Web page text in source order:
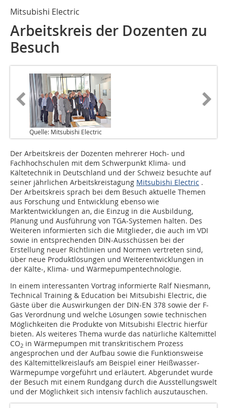
Mitsubishi Electric
Arbeitskreis der Dozenten zu
Besuch
Quelle: Mitsubishi Electric
Der Arbeitskreis der Dozenten mehrerer Hoch- und
Fachhochschulen mit dem Schwerpunkt Klima- und
Kältetechnik in Deutschland und der Schweiz besuchte auf
seiner jährlichen Arbeitskreistagung Mitsubishi Electric .
Der Arbeitskreis sprach bei dem Besuch aktuelle Themen
aus Forschung und Entwicklung ebenso wie
Marktentwicklungen an, die Einzug in die Ausbildung,
Planung und Ausführung von TGA-Systemen halten. Des
Weiteren informierten sich die Mitglieder, die auch im VDI
sowie in entsprechenden DIN-Ausschüssen bei der
Erstellung neuer Richtlinien und Normen vertreten sind,
über neue Produktlösungen und Weiterentwicklungen in
der Kälte-, Klima- und Wärmepumpentechnologie.
In einem interessanten Vortrag informierte Ralf Niesmann,
Technical Training & Education bei Mitsubishi Electric, die
Gäste über die Auswirkungen der DIN-EN 378 sowie der F-
Gas Verordnung und welche Lösungen sowie technischen
Möglichkeiten die Produkte von Mitsubishi Electric hierfür
bieten. Als weiteres Thema wurde das natürliche Kältemittel
CO2 in Wärmepumpen mit transkritischem Prozess
angesprochen und der Aufbau sowie die Funktionsweise
des Kältemittelkreislaufs am Beispiel einer Heißwasser-
Wärmepumpe vorgeführt und erläutert. Abgerundet wurde
der Besuch mit einem Rundgang durch die Ausstellungswelt
und der Möglichkeit sich intensiv fachlich auszutauschen.